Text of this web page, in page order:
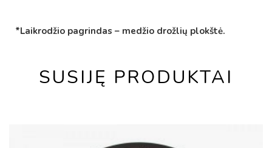
*Laikrodžio pagrindas – medžio drožlių plokštė.
SUSIJĘ PRODUKTAI